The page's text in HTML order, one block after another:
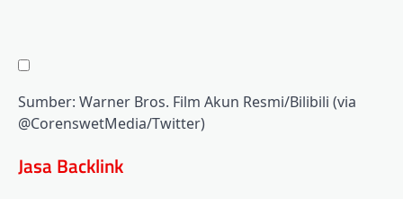
Sumber: Warner Bros. Film Akun Resmi/Bilibili (via
@CorenswetMedia/Twitter)
Jasa Backlink